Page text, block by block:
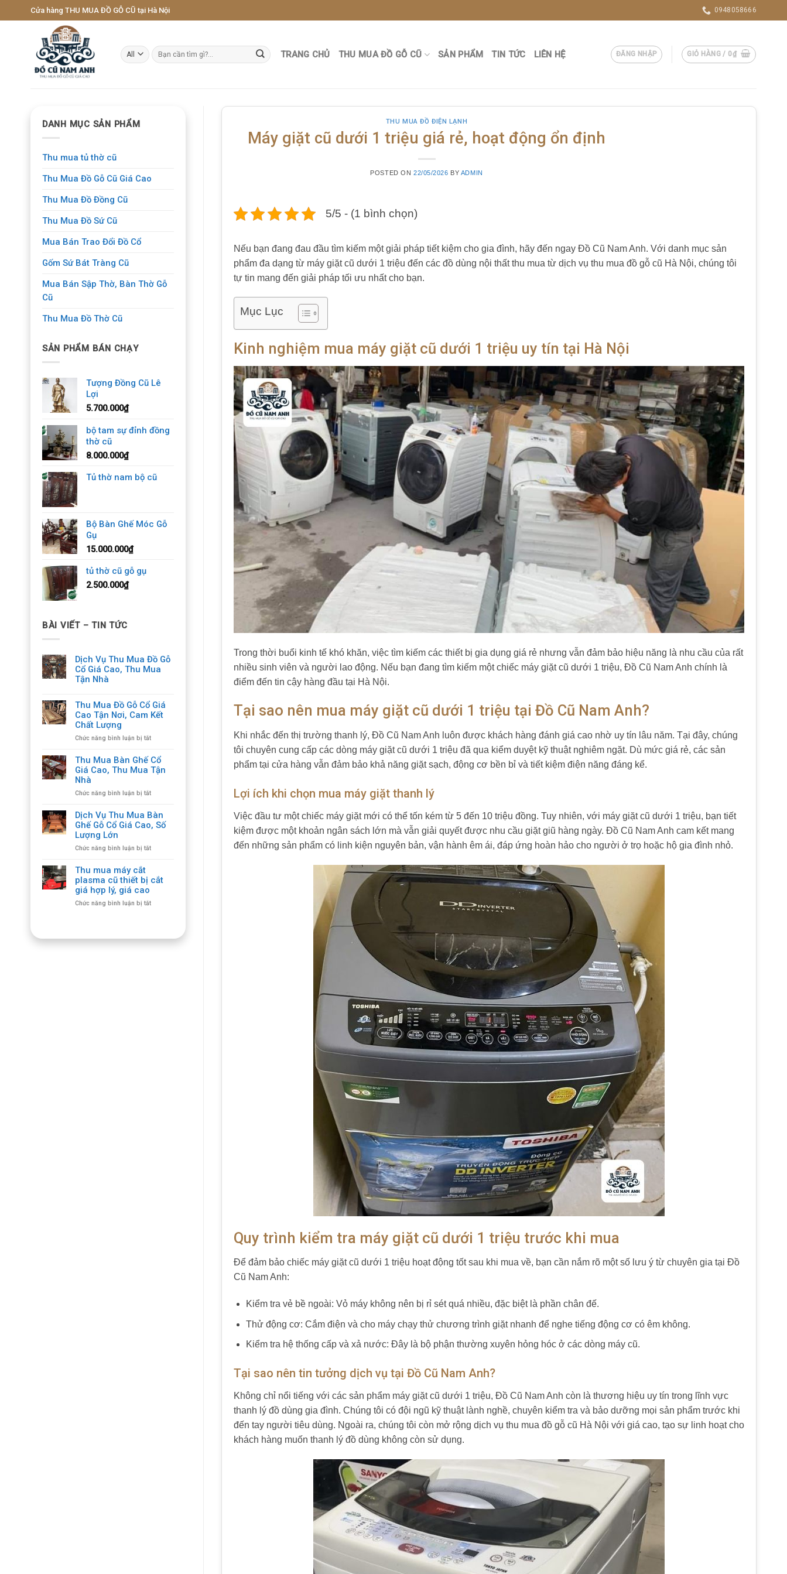
to
Cửa hàng THU MUA ĐỒ GỖ CŨ tại Hà Nội 0948058666
Tìm
kiếm:
TRANG CHỦ THU MUA ĐỒ GỖ CŨ SẢN PHẨM TIN TỨC LIÊN HỆ ĐĂNG NHẬP GIỎ HÀNG / 0₫
DANH MỤC SẢN PHẨM
Thu mua tủ thờ cũ
Thu Mua Đồ Gỗ Cũ Giá Cao
Thu Mua Đồ Đồng Cũ
Thu Mua Đồ Sứ Cũ
Mua Bán Trao Đổi Đồ Cổ
Gốm Sứ Bát Tràng Cũ
Mua Bán Sập Thờ, Bàn Thờ Gỗ
Cũ
Thu Mua Đồ Thờ Cũ
SẢN PHẨM BÁN CHẠY
Tượng Đồng Cũ Lê
Lợi
5.700.000₫
bộ tam sự đỉnh đồng
thờ cũ
8.000.000₫
Tủ thờ nam bộ cũ
Bộ Bàn Ghế Móc Gỗ
Gụ
15.000.000₫
tủ thờ cũ gỗ gụ
2.500.000₫
BÀI VIẾT – TIN TỨC
Dịch Vụ Thu Mua Đồ Gỗ
Cổ Giá Cao, Thu Mua
Tận Nhà
Thu Mua Đồ Gỗ Cổ Giá
Cao Tận Nơi, Cam Kết
Chất Lượng
Chức năng bình luận bị tắtở
Mua
Đồ
Gỗ
Giá
Tận
Nơi,
Cam
Chất
Thu Mua Bàn Ghế Cổ
Giá Cao, Thu Mua Tận
Nhà
Chức năng bình luận bị tắtở
Mua
Bàn
Ghế
Giá
Mua
Dịch Vụ Thu Mua Bàn
Ghế Gỗ Cổ Giá Cao, Số
Lượng Lớn
Chức năng bình luận bị tắtở
Thu
Mua
Ghế
Cao,
Thu mua máy cắt
plasma cũ thiết bị cắt
giá hợp lý, giá cao
Chức năng bình luận bị tắtở
cắt
THU MUA ĐỒ ĐIỆN LẠNH
Máy giặt cũ dưới 1 triệu giá rẻ, hoạt động ổn định
POSTED ON 22/05/2026 BY ADMIN
5/5 - (1 bình chọn)
Nếu bạn đang đau đầu tìm kiếm một giải pháp tiết kiệm cho gia đình, hãy đến ngay Đồ Cũ Nam Anh. Với danh mục sản
phẩm đa dạng từ máy giặt cũ dưới 1 triệu đến các đồ dùng nội thất thu mua từ dịch vụ thu mua đồ gỗ cũ Hà Nội, chúng tôi
tự tin mang đến giải pháp tối ưu nhất cho bạn.
Mục Lục
Kinh nghiệm mua máy giặt cũ dưới 1 triệu uy tín tại Hà Nội
Trong thời buổi kinh tế khó khăn, việc tìm kiếm các thiết bị gia dụng giá rẻ nhưng vẫn đảm bảo hiệu năng là nhu cầu của rất
nhiều sinh viên và người lao động. Nếu bạn đang tìm kiếm một chiếc máy giặt cũ dưới 1 triệu, Đồ Cũ Nam Anh chính là
điểm đến tin cậy hàng đầu tại Hà Nội.
Tại sao nên mua máy giặt cũ dưới 1 triệu tại Đồ Cũ Nam Anh?
Khi nhắc đến thị trường thanh lý, Đồ Cũ Nam Anh luôn được khách hàng đánh giá cao nhờ uy tín lâu năm. Tại đây, chúng
tôi chuyên cung cấp các dòng máy giặt cũ dưới 1 triệu đã qua kiểm duyệt kỹ thuật nghiêm ngặt. Dù mức giá rẻ, các sản
phẩm tại cửa hàng vẫn đảm bảo khả năng giặt sạch, động cơ bền bỉ và tiết kiệm điện năng đáng kể.
Lợi ích khi chọn mua máy giặt thanh lý
Việc đầu tư một chiếc máy giặt mới có thể tốn kém từ 5 đến 10 triệu đồng. Tuy nhiên, với máy giặt cũ dưới 1 triệu, bạn tiết
kiệm được một khoản ngân sách lớn mà vẫn giải quyết được nhu cầu giặt giũ hàng ngày. Đồ Cũ Nam Anh cam kết mang
đến những sản phẩm có linh kiện nguyên bản, vận hành êm ái, đáp ứng hoàn hảo cho người ở trọ hoặc hộ gia đình nhỏ.
Quy trình kiểm tra máy giặt cũ dưới 1 triệu trước khi mua
Để đảm bảo chiếc máy giặt cũ dưới 1 triệu hoạt động tốt sau khi mua về, bạn cần nắm rõ một số lưu ý từ chuyên gia tại Đồ
Cũ Nam Anh:
Kiểm tra vẻ bề ngoài: Vỏ máy không nên bị rỉ sét quá nhiều, đặc biệt là phần chân đế.
Thử động cơ: Cắm điện và cho máy chạy thử chương trình giặt nhanh để nghe tiếng động cơ có êm không.
Kiểm tra hệ thống cấp và xả nước: Đây là bộ phận thường xuyên hỏng hóc ở các dòng máy cũ.
Tại sao nên tin tưởng dịch vụ tại Đồ Cũ Nam Anh?
Không chỉ nổi tiếng với các sản phẩm máy giặt cũ dưới 1 triệu, Đồ Cũ Nam Anh còn là thương hiệu uy tín trong lĩnh vực
thanh lý đồ dùng gia đình. Chúng tôi có đội ngũ kỹ thuật lành nghề, chuyên kiểm tra và bảo dưỡng mọi sản phẩm trước khi
đến tay người tiêu dùng. Ngoài ra, chúng tôi còn mở rộng dịch vụ thu mua đồ gỗ cũ Hà Nội với giá cao, tạo sự linh hoạt cho
khách hàng muốn thanh lý đồ dùng không còn sử dụng.